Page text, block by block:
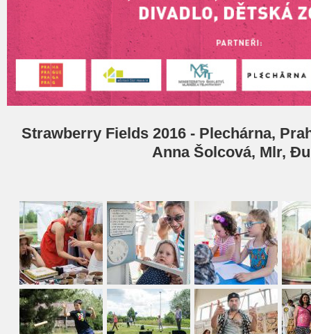
Strawberry Fields 2016 - Plechárna,
Anna Šolcová, Mlr,